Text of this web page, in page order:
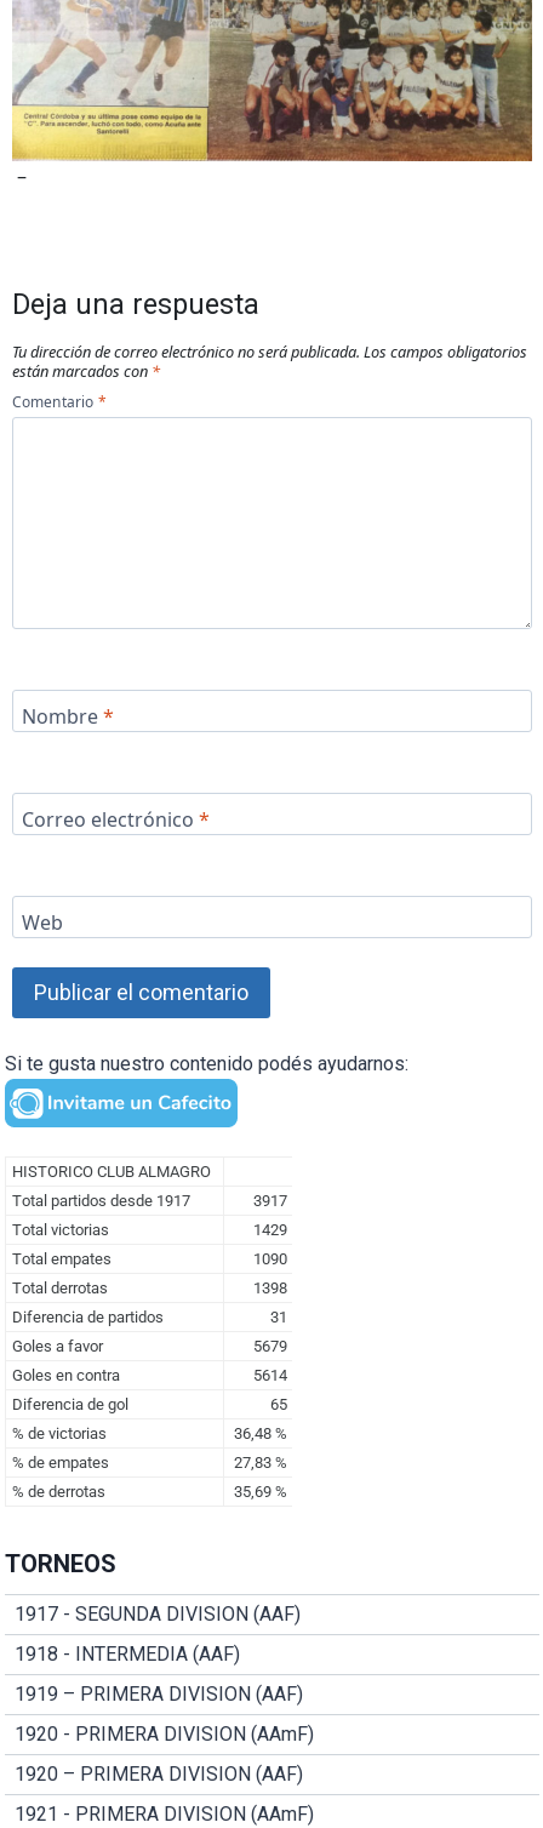
–
Deja una respuesta
Tu dirección de correo electrónico no será publicada. Los campos obligatorios
están marcados con *
Comentario *
Nombre*
Correo electrónico *
Web
Si te gusta nuestro contenido podés ayudarnos:
TORNEOS
1917 - SEGUNDA DIVISION (AAF)
1918 - INTERMEDIA (AAF)
1919 – PRIMERA DIVISION (AAF)
1920 - PRIMERA DIVISION (AAmF)
1920 – PRIMERA DIVISION (AAF)
1921 - PRIMERA DIVISION (AAmF)